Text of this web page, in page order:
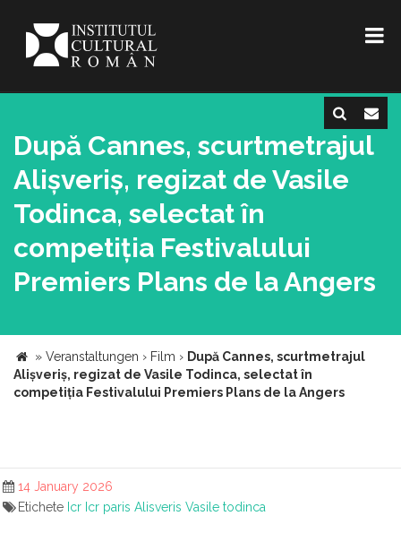
După Cannes, scurtmetrajul
Alișveriș, regizat de Vasile
Todinca, selectat în
competiția Festivalului
Premiers Plans de la Angers
» Veranstaltungen › Film › După Cannes, scurtmetrajul
Alișveriș, regizat de Vasile Todinca, selectat în
competiția Festivalului Premiers Plans de la Angers
14 January 2026
Etichete Icr Icr paris Alisveris Vasile todinca